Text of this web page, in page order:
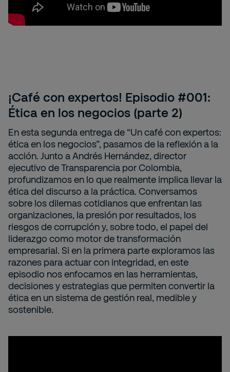
¡Café con expertos! Episodio #001:
Ética en los negocios (parte 2)
En esta segunda entrega de “Un café con expertos:
ética en los negocios”, pasamos de la reflexión a la
acción. Junto a Andrés Hernández, director
ejecutivo de Transparencia por Colombia,
profundizamos en lo que realmente implica llevar la
ética del discurso a la práctica. Conversamos
sobre los dilemas cotidianos que enfrentan las
organizaciones, la presión por resultados, los
riesgos de corrupción y, sobre todo, el papel del
liderazgo como motor de transformación
empresarial. Si en la primera parte exploramos las
razones para actuar con integridad, en este
episodio nos enfocamos en las herramientas,
decisiones y estrategias que permiten convertir la
ética en un sistema de gestión real, medible y
sostenible.